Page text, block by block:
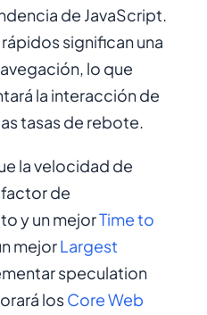
de JavaScript.
significan una
lo que
la interacción de
tasas de rebote.
la velocidad de
factor de
y un mejorTime to
mejorLargest
speculation
losCore Web